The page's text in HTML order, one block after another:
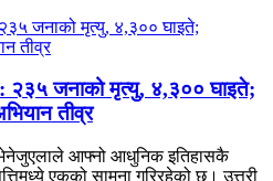
२३५ जनाको मृत्यु, ४,३०० घाइते;
तीव्र
आफ्नो आधुनिक इतिहासकै
एकको सामना गरिरहेको छ। उत्तरी